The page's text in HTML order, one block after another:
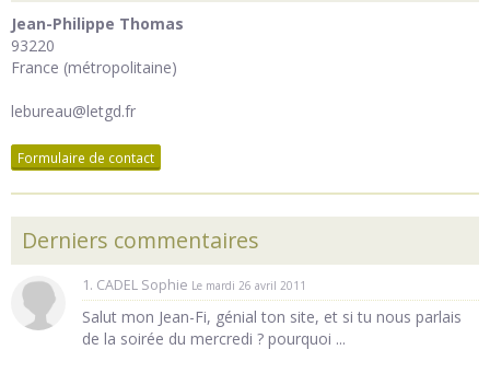
Jean-Philippe Thomas
93220
France (métropolitaine)
lebureau@letgd.fr
Formulaire de contact
Derniers commentaires
1. CADEL Sophie Le mardi 26 avril 2011
Salut mon Jean-Fi, génial ton site, et si tu nous parlais
de la soirée du mercredi ? pourquoi ...